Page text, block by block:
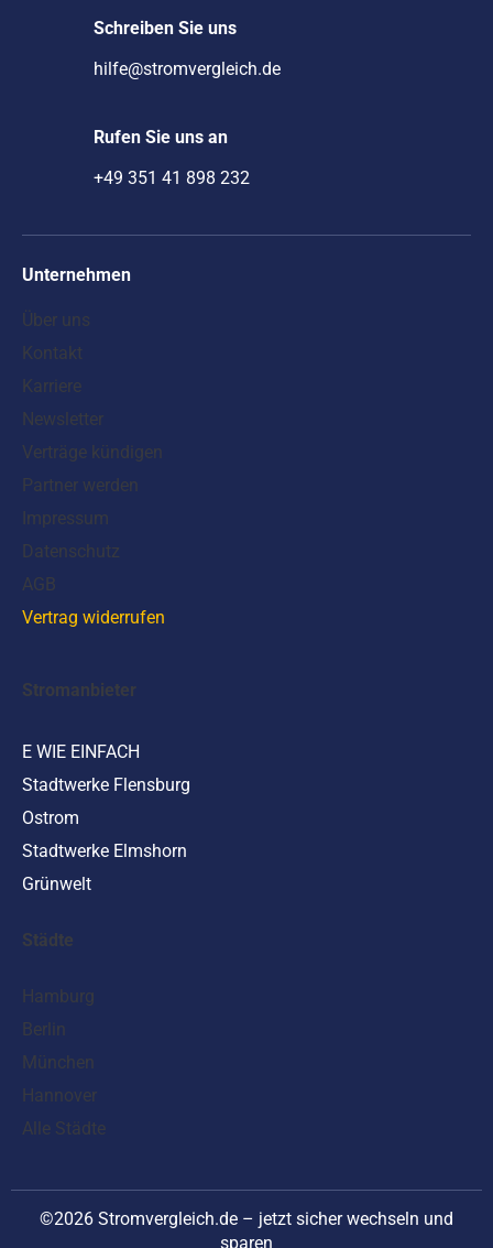
Schreiben Sie uns
hilfe@stromvergleich.de
Rufen Sie uns an
+49 351 41 898 232
Unternehmen
Über uns
Kontakt
Karriere
Newsletter
Verträge kündigen
Partner werden
Impressum
Datenschutz
AGB
Vertrag widerrufen
Stromanbieter
E WIE EINFACH
Stadtwerke Flensburg
Ostrom
Stadtwerke Elmshorn
Grünwelt
Städte
Hamburg
Berlin
München
Hannover
Alle Städte
©2026 Stromvergleich.de – jetzt sicher wechseln und
sparen